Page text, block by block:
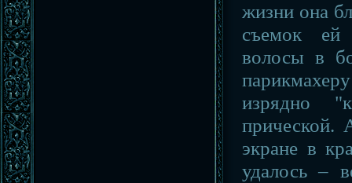
жизни она
съемок ей
волосы в
изрядно
прической.
экране в
удалось –